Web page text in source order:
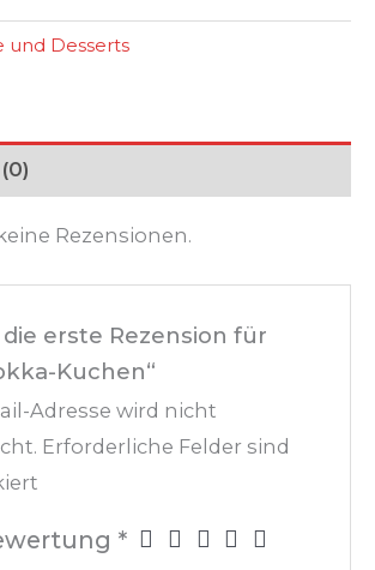
und Desserts
Rezensionen.
erste Rezension für
Kuchen“
Adresse wird nicht
Erforderliche Felder sind
*